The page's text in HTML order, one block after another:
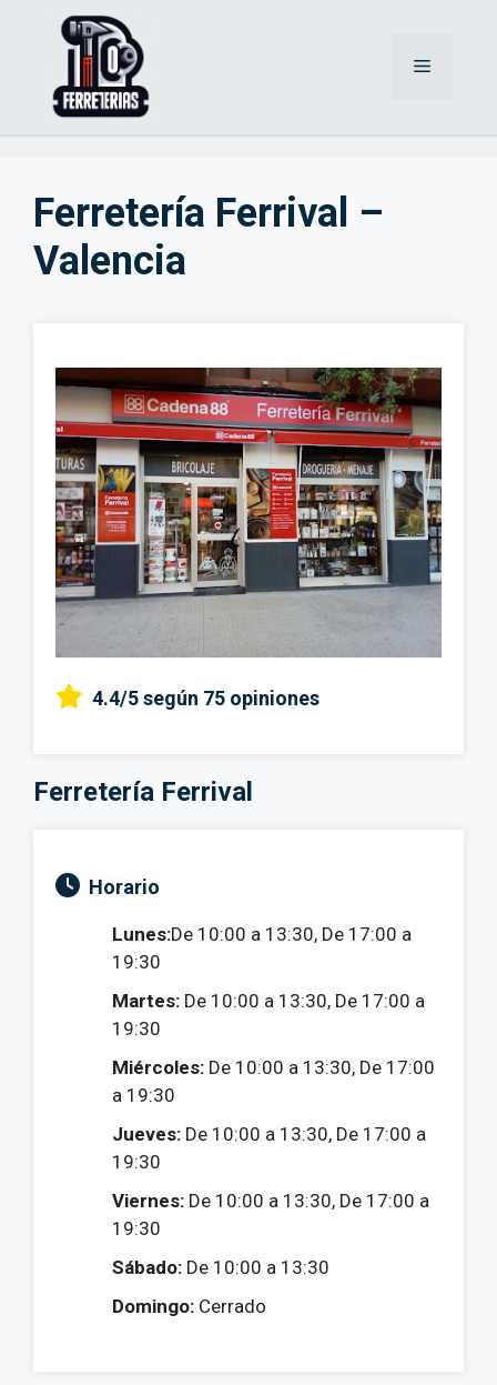
Menú
Ferretería Ferrival –
Valencia
4.4/5según 75 opiniones
Ferretería Ferrival
Horario
Lunes:De 10:00 a 13:30, De 17:00 a
19:30
Martes: De 10:00 a 13:30, De 17:00 a
19:30
Miércoles: De 10:00 a 13:30, De 17:00
a 19:30
Jueves: De 10:00 a 13:30, De 17:00 a
19:30
Viernes: De 10:00 a 13:30, De 17:00 a
19:30
Sábado: De 10:00 a 13:30
Domingo: Cerrado